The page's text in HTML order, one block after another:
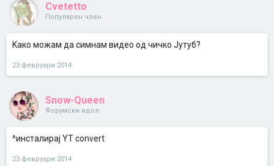
Cvetetto
Популарен член
Kaко можам да симнам видео од чичко Јутуб?
23 февруари 2014
Snow-Queen
Форумски идол
^инсталирај YT convert
23 февруари 2014